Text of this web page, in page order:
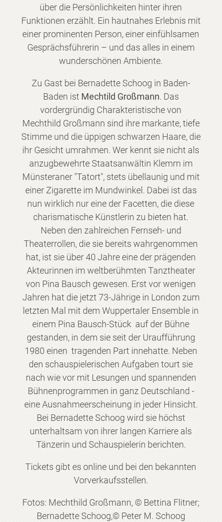
über die Persönlichkeiten hinter ihren
Funktionen erzählt. Ein hautnahes Erlebnis mit
einer prominenten Person, einer einfühlsamen
Gesprächsführerin – und das alles in einem
wunderschönen Ambiente.
Zu Gast bei Bernadette Schoog in Baden-
Baden ist Mechtild Großmann. Das
vordergründig Charakteristische von
Mechthild Großmann sind ihre markante, tiefe
Stimme und die üppigen schwarzen Haare, die
ihr Gesicht umrahmen. Wer kennt sie nicht als
anzugbewehrte Staatsanwältin Klemm im
Münsteraner "Tatort", stets übellaunig und mit
einer Zigarette im Mundwinkel. Dabei ist das
nun wirklich nur eine der Facetten, die diese
charismatische Künstlerin zu bieten hat.
Neben den zahlreichen Fernseh- und
Theaterrollen, die sie bereits wahrgenommen
hat, ist sie über 40 Jahre eine der prägenden
Akteurinnen im weltberühmten Tanztheater
von Pina Bausch gewesen. Erst vor wenigen
Jahren hat die jetzt 73-Jährige in London zum
letzten Mal mit dem Wuppertaler Ensemble in
einem Pina Bausch-Stück auf der Bühne
gestanden, in dem sie seit der Uraufführung
1980 einen tragenden Part innehatte. Neben
den schauspielerischen Aufgaben tourt sie
nach wie vor mit Lesungen und spannenden
Bühnenprogrammen in ganz Deutschland -
eine Ausnahmeerscheinung in jeder Hinsicht.
Bei Bernadette Schoog wird sie höchst
unterhaltsam von ihrer langen Karriere als
Tänzerin und Schauspielerin berichten.
Tickets gibt es online und bei den bekannten
Vorverkaufsstellen.
Fotos: Mechthild Großmann, © Bettina Flitner;
Bernadette Schoog,© Peter M. Schoog